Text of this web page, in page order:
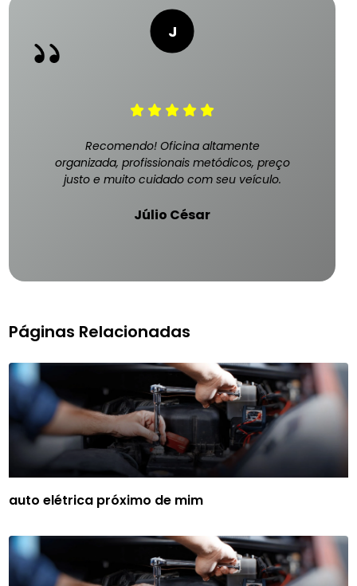
Recomendo! Oficina altamente
organizada, profissionais metódicos, preço
justo e muito cuidado com seu veículo.
Júlio César
Páginas Relacionadas
auto elétrica próximo de mim